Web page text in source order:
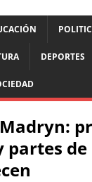
DEPORTES
partes